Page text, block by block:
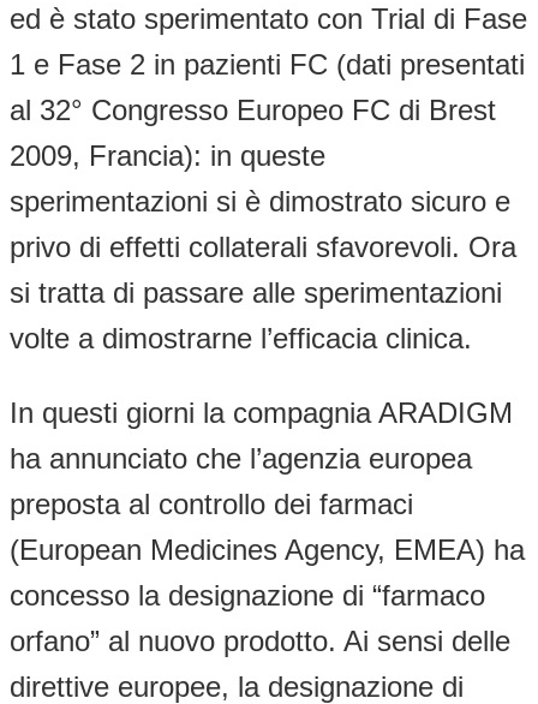
ed è stato sperimentato con Trial di Fase
1 e Fase 2 in pazienti FC (dati presentati
al 32° Congresso Europeo FC di Brest
2009, Francia): in queste
sperimentazioni si è dimostrato sicuro e
privo di effetti collaterali sfavorevoli. Ora
si tratta di passare alle sperimentazioni
volte a dimostrarne l’efficacia clinica.
In questi giorni la compagnia ARADIGM
ha annunciato che l’agenzia europea
preposta al controllo dei farmaci
(European Medicines Agency, EMEA) ha
concesso la designazione di “farmaco
orfano” al nuovo prodotto. Ai sensi delle
direttive europee, la designazione di